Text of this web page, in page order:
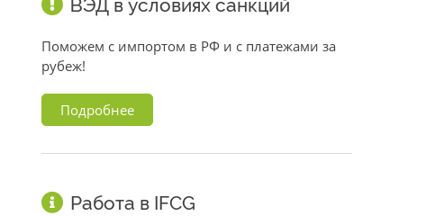
ВЭД в условиях санкций
Поможем с импортом в РФ и с платежами за
рубеж!
Подробнее
Работа в IFCG